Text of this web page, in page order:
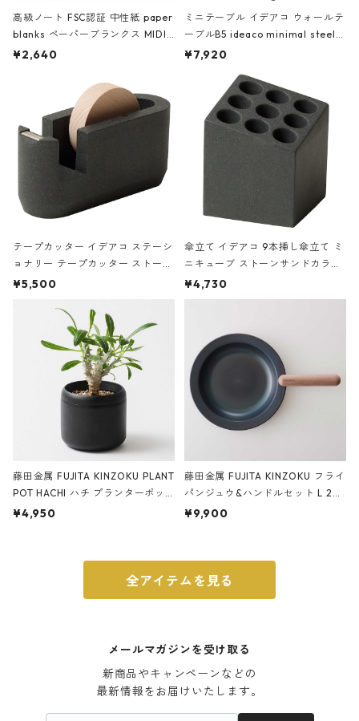
高級ノート FSC認証 中性紙 paper
blanks ペーパーブランクス MIDI
ハードカバー 罫線 ヴァン・ゴッホ
¥2,640
ミニテーブル イデアコ ウォールテ
ーブルB5 ideaco minimal steel f
urniture WALL Table B5 ネイビー
¥7,920
テープカッター イデアコ ステーシ
ョナリー テープカッター ストーン
サンドカラー 石調 ideaco Station
¥5,500
傘立て イデアコ 9本挿し傘立て ミ
ニキューブ ストーンサンドカラー
石調 ideaco Umbrella Stand CUB
E ストーンサンドブラック
¥4,730
藤田金属 FUJITA KINZOKU PLANT
POT HACHI ハチ プランターポッ
ト 3号 ブラック
¥4,950
藤田金属 FUJITA KINZOKU フライ
パンジュウ&ハンドルセット L 24c
m ガス火・IH対応 鉄フライパン
¥9,900
全アイテムを見る
メールマガジンを受け取る
新商品やキャンペーンなどの
最新情報をお届けいたします。